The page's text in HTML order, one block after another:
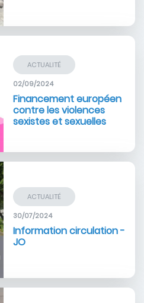
ACTUALITÉ
02/09/2024
Financement européen
contre les violences
sexistes et sexuelles
ACTUALITÉ
30/07/2024
Information circulation -
JO